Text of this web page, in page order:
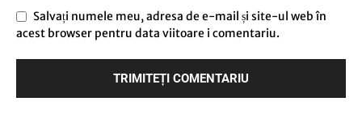
Salvați numele meu, adresa de e-mail și site-ul web în
acest browser pentru data viitoare i comentariu.